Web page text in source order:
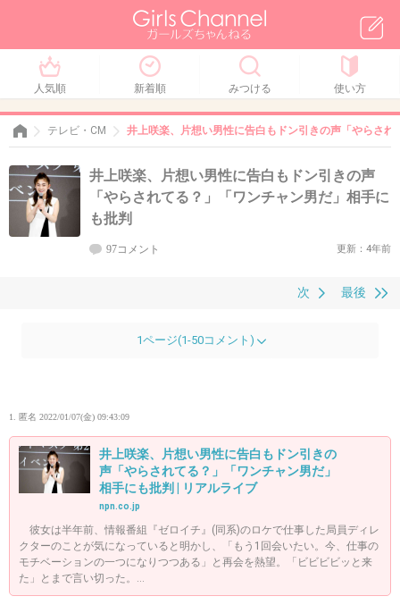
人気順 新着順 みつける 使い方
テレビ・CM 井上咲楽、片想い男性に告白もドン引きの声「やらさ
井上咲楽、片想い男性に告白もドン引きの声
「やらされてる？」「ワンチャン男だ」相手に
も批判
97コメント 更新：4年前
最後
次
1ページ(1-50コメント)
1. 匿名 2022/01/07(金) 09:43:09
井上咲楽、片想い男性に告白もドン引きの
声「やらされてる？」「ワンチャン男だ」
相手にも批判 | リアルライブ
npn.co.jp
彼女は半年前、情報番組『ゼロイチ』(同系)のロケで仕事した局員ディレ
クターのことが気になっていると明かし、「もう1回会いたい。今、仕事の
モチベーションの一つになりつつある」と再会を熱望。「ビビビビッと来
た」とまで言い切った。...